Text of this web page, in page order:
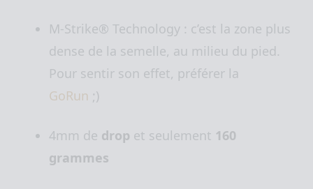
M-Strike® Technology : c’est la zone plus
dense de la semelle, au milieu du pied.
Pour sentir son effet, préférer la
GoRun ;)
4mm de drop et seulement 160
grammes